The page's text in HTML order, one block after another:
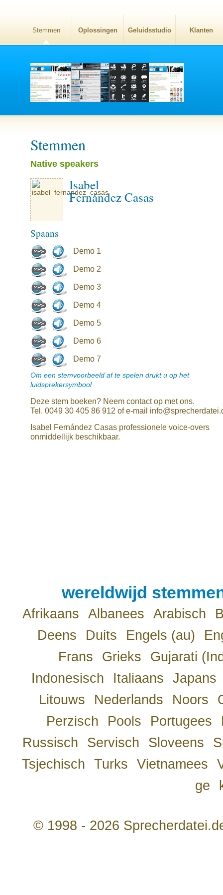
Stemmen Oplossingen Geluidsstudio Klanten
Stemmen
Native speakers
Isabel
Fernández Casas
Spaans
Demo 1
Demo 2
Demo 3
Demo 4
Demo 5
Demo 6
Demo 7
Om een stemvoorbeeld af te spelen drukt u op het
luidsprekersymbool
Deze stem boeken? Neem contact op met ons.
Tel. 0049 30 405 86 912 of e-mail
Isabel Fernández Casas professionele voice-overs
onmiddellijk beschikbaar.
wereldwijd
Afrikaans Albanees Arabisch
Deens
Duits Engels (au)
Frans
Grieks
Gujarati
Indonesisch
Italiaans
Japans
Litouws
Nederlands Noors
Perzisch
Pools Portugees
Russisch
Servisch Sloveens
Tsjechisch
Turks Vietnamees
ge
© 1998 - 2026